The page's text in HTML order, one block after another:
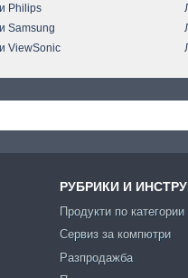
Philips
Samsung
ViewSonic
РУБРИКИ И
Продукти по категории
Сервиз за компютри
Разпродажба